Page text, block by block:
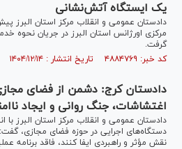
یک ایستگاه آتش‌نشانی
دادستان عمومی و انقلاب مرکز استان البرز
مرکزی اورژانس استان البرز در جریان نحوه
گرفت.
کد خبر: ۴۸۸۴۷۶۹ تاریخ انتشار : ۱۴۰۴/۱۲/۱۴
دادستان کرج: دشمن از فضای
اغتشاشات، جنگ روانی و ایجاد
دادستان عمومی و انقلاب مرکز استان البرز با
دستگاه‌های اجرایی در حوزه فضای مجازی، گفت:
نقش مؤثر و راهبردی ایفا کنند، فاقد